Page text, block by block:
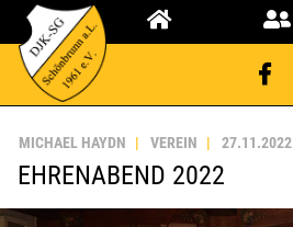
MICHAEL HAYDN VEREIN 27.11.2022
EHRENABEND 2022